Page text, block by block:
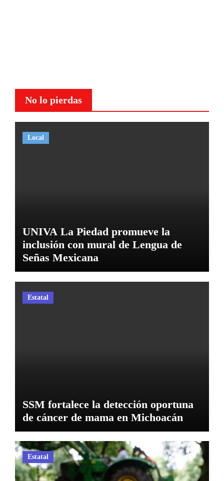
No lo pierdas
Local
UNIVA La Piedad promueve la
inclusión con mural de Lengua de
Señas Mexicana
Estatal
SSM fortalece la detección oportuna
de cáncer de mama en Michoacán
Estatal